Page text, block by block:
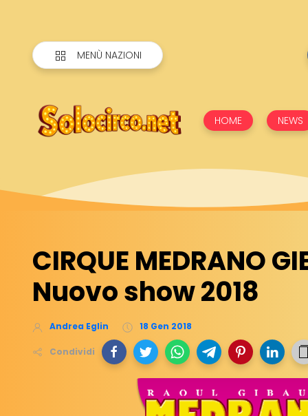
MENÙ NAZIONI
HOME NEWS
CIRQUE MEDRANO
Nuovo show 2018
Andrea Eglin 18 Gen 2018
Condividi